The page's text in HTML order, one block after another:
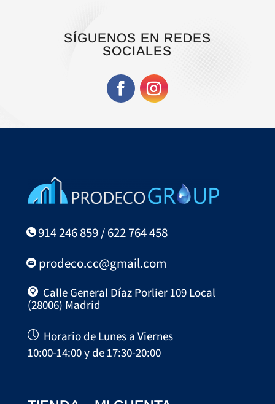
SÍGUENOS EN REDES
SOCIALES
914 246 859 / 622 764 458
prodeco.cc@gmail.com
Calle General Díaz Porlier 109 Local
(28006) Madrid
Horario de Lunes a Viernes
10:00-14:00 y de 17:30-20:00